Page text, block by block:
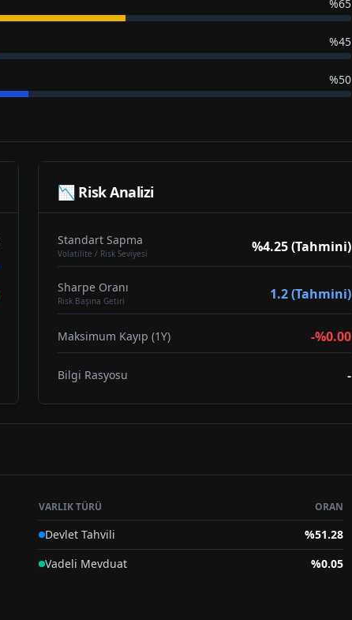
%65
%45
%50
📉 Risk Analizi
Standart Sapma
Volatilite / Risk Seviyesi %4.25 (Tahmini)
Sharpe Oranı
Risk Başına Getiri 1.2 (Tahmini)
Maksimum Kayıp (1Y) -%0.00
Bilgi Rasyosu -
VARLIK TÜRÜ ORAN
Devlet Tahvili %51.28
Vadeli Mevduat
%0.05